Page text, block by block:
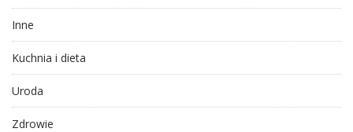
Inne
Kuchnia i dieta
Uroda
Zdrowie